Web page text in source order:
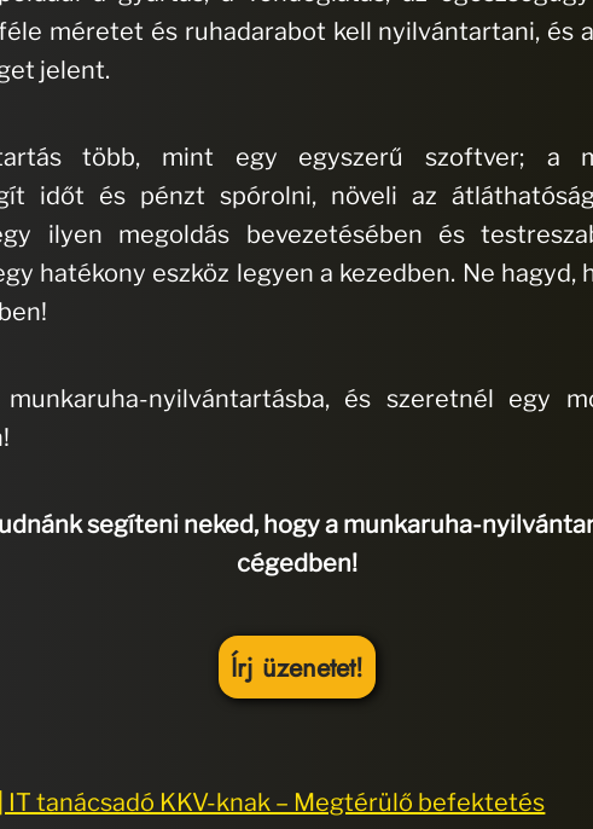
méretet és ruhadarabot kell nyilvántartani, és
jelent.
több, mint egy egyszerű szoftver; a
időt és pénzt spórolni, növeli az
ilyen megoldás bevezetésében és
hatékony eszköz legyen a kezedben. Ne hagyd,
nyilvántartásba, és szeretnél egy
segíteni neked, hogy a munkaruha-
cégedben!
Írj üzenetet!
IT tanácsadó KKV-knak – Megtérülő befektetés